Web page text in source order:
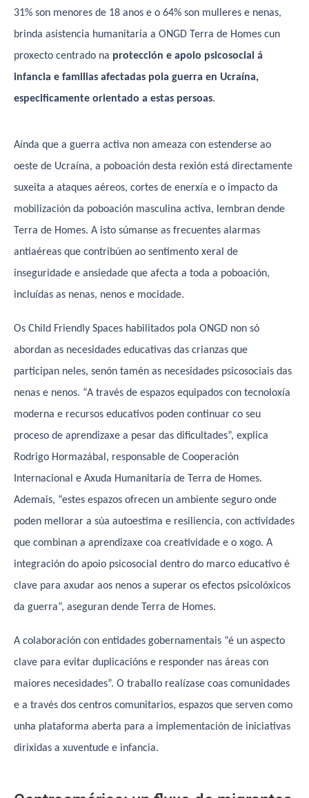
31% son menores de 18 anos e o 64% son mulleres e nenas,
brinda asistencia humanitaria a ONGD Terra de Homes cun
proxecto centrado na protección e apoio psicosocial á
infancia e familias afectadas pola guerra en Ucraína,
especificamente orientado a estas persoas.
Aínda que a guerra activa non ameaza con estenderse ao
oeste de Ucraína, a poboación desta rexión está directamente
suxeita a ataques aéreos, cortes de enerxía e o impacto da
mobilización da poboación masculina activa, lembran dende
Terra de Homes. A isto súmanse as frecuentes alarmas
antiaéreas que contribúen ao sentimento xeral de
inseguridade e ansiedade que afecta a toda a poboación,
incluídas as nenas, nenos e mocidade.
Os Child Friendly Spaces habilitados pola ONGD non só
abordan as necesidades educativas das crianzas que
participan neles, senón tamén as necesidades psicosociais das
nenas e nenos. “A través de espazos equipados con tecnoloxía
moderna e recursos educativos poden continuar co seu
proceso de aprendizaxe a pesar das dificultades”, explica
Rodrigo Hormazábal, responsable de Cooperación
Internacional e Axuda Humanitaria de Terra de Homes.
Ademais, “estes espazos ofrecen un ambiente seguro onde
poden mellorar a súa autoestima e resiliencia, con actividades
que combinan a aprendizaxe coa creatividade e o xogo. A
integración do apoio psicosocial dentro do marco educativo é
clave para axudar aos nenos a superar os efectos psicolóxicos
da guerra”, aseguran dende Terra de Homes.
A colaboración con entidades gobernamentais “é un aspecto
clave para evitar duplicacións e responder nas áreas con
maiores necesidades”. O traballo realízase coas comunidades
e a través dos centros comunitarios, espazos que serven como
unha plataforma aberta para a implementación de iniciativas
dirixidas a xuventude e infancia.